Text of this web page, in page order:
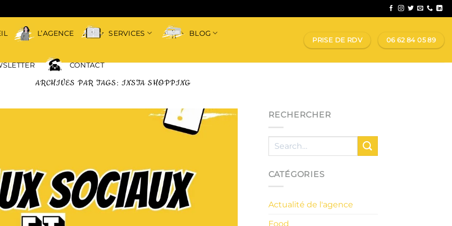
L’AGENCE SERVICES BLOG
CONTACT
PRISE DE RDV 06 62 84 05 89
ARCHIVES PAR TAGS: INSTA SHOPPING
RECHERCHER
CATÉGORIES
Actualité de l'agence
Food